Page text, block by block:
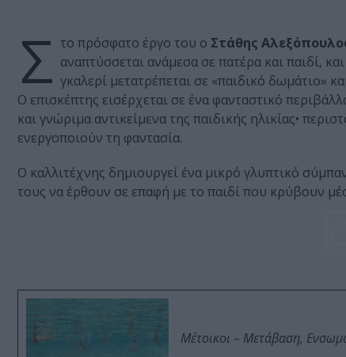
Σ το πρόσφατο έργο του ο Στάθης
αναπτύσσεται ανάμεσα σε πατέρα και παιδί,
γκαλερί μετατρέπεται σε «παιδικό δωμάτιο»
Ο επισκέπτης εισέρχεται σε ένα φανταστικό
και γνώριμα αντικείμενα της παιδικής ηλικίας•
ενεργοποιούν τη φαντασία.
Ο καλλιτέχνης δημιουργεί ένα μικρό γλυπτικό
τους να έρθουν σε επαφή με το παιδί που κρύβουν
Μέτοικοι – Μετάβαση,